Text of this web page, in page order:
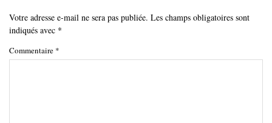
Votre adresse e-mail ne sera pas publiée. Les champs obligatoires sont
indiqués avec *
Commentaire *